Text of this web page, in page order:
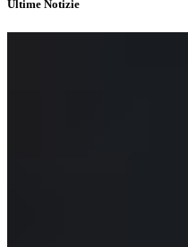
Ultime Notizie